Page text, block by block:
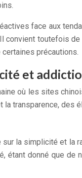
face aux
toutefois
précautions.
et
où les sites
la transparence,
la simplicité et la
étant donné que